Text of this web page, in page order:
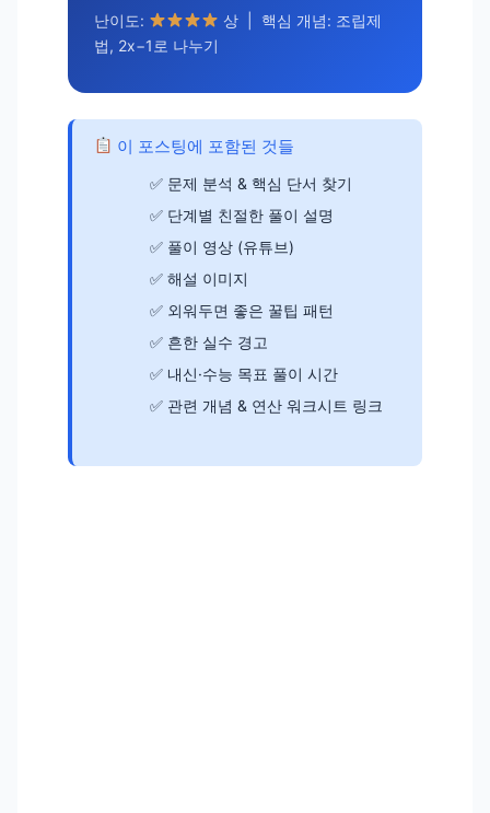
난이도:
상 | 핵심 개념: 조립제
법, 2x−1로 나누기
이 포스팅에 포함된 것들
문제 분석 & 핵심 단서 찾기
단계별 친절한 풀이 설명
풀이 영상 (유튜브)
해설 이미지
외워두면 좋은 꿀팁 패턴
흔한 실수 경고
내신·수능 목표 풀이 시간
관련 개념 & 연산 워크시트 링크